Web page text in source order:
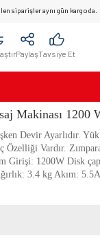
siparişler aynı gün kargoda.
PaylaşTavsiye Et
Makinası 1200
Devir Ayarlıdır.
Özelliği Vardır.
Girişi: 1200W Disk
3.4 kg Akım: